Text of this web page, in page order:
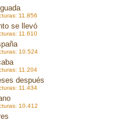
11.856
se llevó
11.610
10.524
11.204
después
11.434
10.412